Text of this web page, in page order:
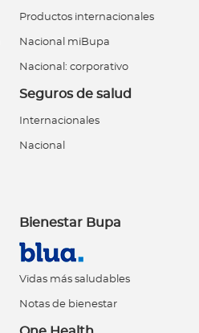
Productos internacionales
Nacional miBupa
Nacional: corporativo
Seguros de salud
Internacionales
Nacional
Bienestar Bupa
Vidas más saludables
Notas de bienestar